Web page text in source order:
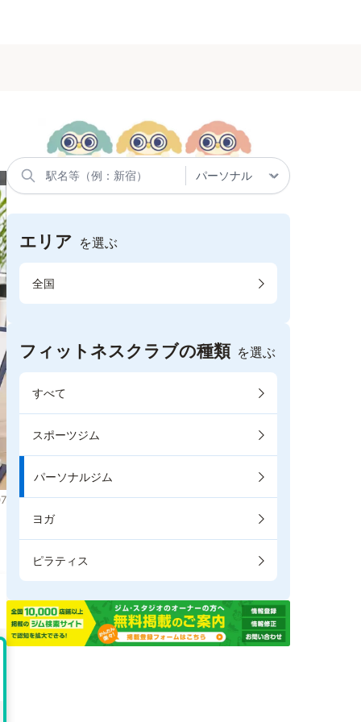
エリア を選ぶ
全国
フィットネスクラブの種類 を選ぶ
すべて
スポーツジム
パーソナルジム
ヨガ
ピラティス